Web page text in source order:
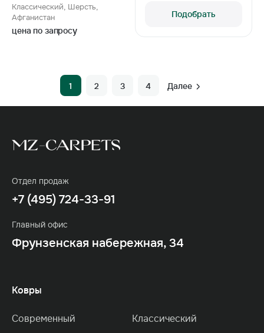
Классический, Шерсть,
Афганистан
цена по запросу
Подобрать
1 2 3 4 Далее
Отдел продаж
+7 (495) 724-33-91
Главный офис
Фрунзенская набережная, 34
Ковры
Современный
Классический